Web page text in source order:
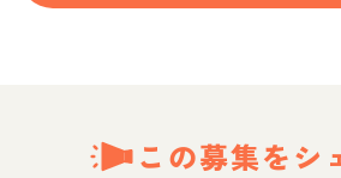
この募集をシ